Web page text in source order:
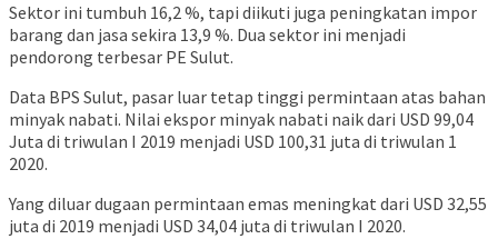
Sektor ini tumbuh 16,2 %, tapi diikuti juga peningkatan impor
barang dan jasa sekira 13,9 %. Dua sektor ini menjadi
pendorong terbesar PE Sulut.
Data BPS Sulut, pasar luar tetap tinggi permintaan atas bahan
minyak nabati. Nilai ekspor minyak nabati naik dari USD 99,04
Juta di triwulan I 2019 menjadi USD 100,31 juta di triwulan 1
2020.
Yang diluar dugaan permintaan emas meningkat dari USD 32,55
juta di 2019 menjadi USD 34,04 juta di triwulan I 2020.